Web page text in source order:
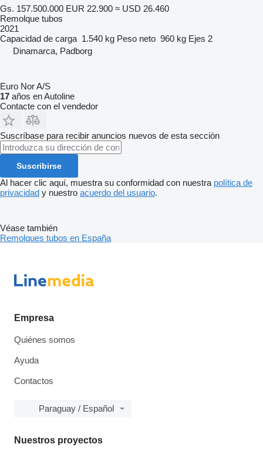
Gs. 157.500.000 EUR 22.900 ≈ USD 26.460
Remolque tubos
2021
Capacidad de carga 1.540 kg Peso neto 960 kg Ejes 2
Dinamarca, Padborg
Euro Nor A/S
17 años en Autoline
Contacte con el vendedor
Suscríbase para recibir anuncios nuevos de esta sección
Suscribirse
Al hacer clic aquí, muestra su conformidad con nuestra política de
privacidad y nuestro acuerdo del usuario.
Véase también
Remolques tubos en España
Empresa
Quiénes somos
Ayuda
Contactos
Paraguay / Español
Nuestros proyectos